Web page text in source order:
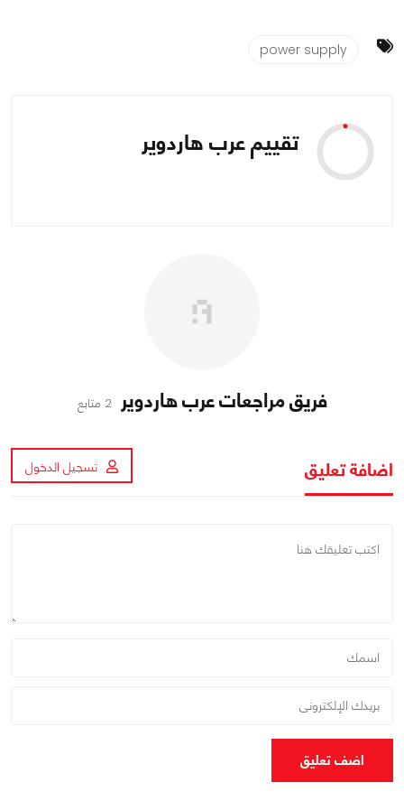
power supply
تقييم عرب هاردوير
فريق مراجعات عرب هاردوير 2 متابع
اضافة تعليق تسجيل الدخول
اضف تعليق